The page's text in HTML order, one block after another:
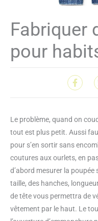
Fabriquer
pour
Le problème, quand on
tout est plus petit. Aussi
pour s’en sortir sans
coutures aux ourlets, en
d’abord mesurer la
taille, des hanches,
de tête vous permettra de
vêtement par le haut. Le